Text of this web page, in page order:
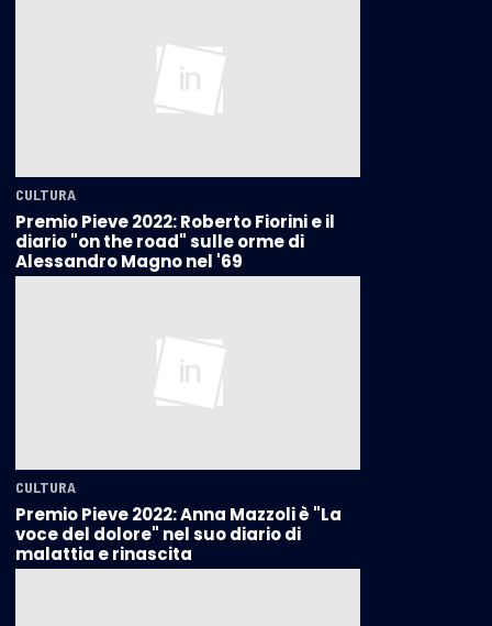
CULTURA
Premio Pieve 2022: Roberto Fiorini e il
diario "on the road" sulle orme di
Alessandro Magno nel '69
CULTURA
Premio Pieve 2022: Anna Mazzoli è "La
voce del dolore" nel suo diario di
malattia e rinascita